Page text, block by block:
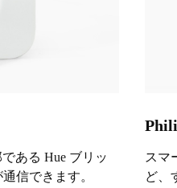
ある Hue ブリッ
信できます。
スマ
ど、